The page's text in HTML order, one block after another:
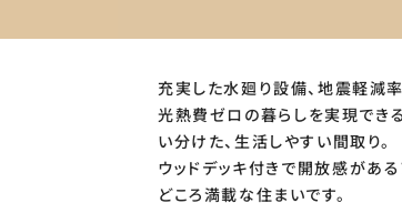
充実した水廻り設備、地震軽減
光熱費ゼロの暮らしを実現でき
い分けた、生活しやすい間取り。
ウッドデッキ付きで開放感があ
どころ満載な住まいです。